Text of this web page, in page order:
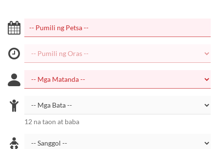
12 na taon at baba